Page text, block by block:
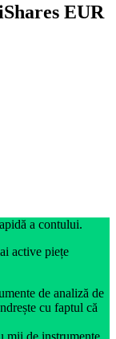
EUR
a contului.
active piețe
de analiză de
cu faptul că
mii de instrumente